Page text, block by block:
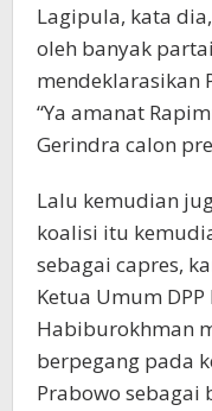
Lagipula, kata
oleh banyak
mendeklarasikan
“Ya amanat
Gerindra calon
Lalu kemudian
koalisi itu
sebagai capres,
Ketua Umum
Habiburokhman
berpegang pada
Prabowo sebagai